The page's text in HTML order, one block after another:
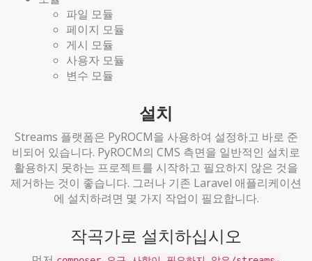
파일 모듈
페이지 모듈
게시 모듈
사용자 모듈
변수 모듈
설치
Streams 플랫폼은 PyROCM을 사용하여 설정하고 바로 준
비되어 있습니다. PyROCM의 CMS 측면을 일반적인 설치로
활용하지 못하는 프로젝트를 시작하고 필요하지 않은 것을
제거하는 것이 좋습니다. 그러나 기존 Laravel 애플리케이션
에 설치하려면 몇 가지 작업이 필요합니다.
작곡가로 설치하십시오